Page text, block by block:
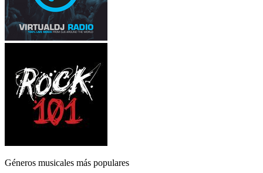
Géneros musicales más populares